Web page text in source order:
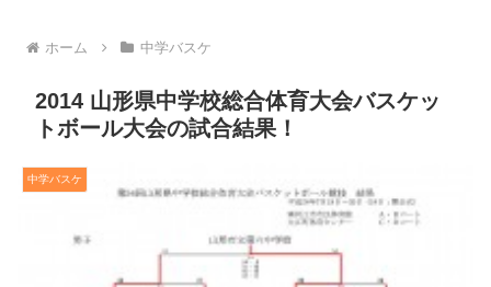
ホーム 中学バスケ
2014 山形県中学校総合体育大会バスケッ
トボール大会の試合結果！
中学バスケ